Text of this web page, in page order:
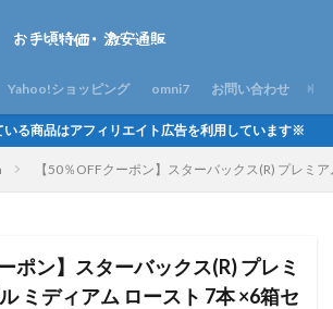
Yahoo!ショッピング omni7 お問い合わせ
る商品はアフィリエイト広告を利用しています※
【50％OFFクーポン】スターバックス(R) プレミ
ポン】スターバックス(R) プレミ
ミディアム ロースト 7本 ×6箱セ